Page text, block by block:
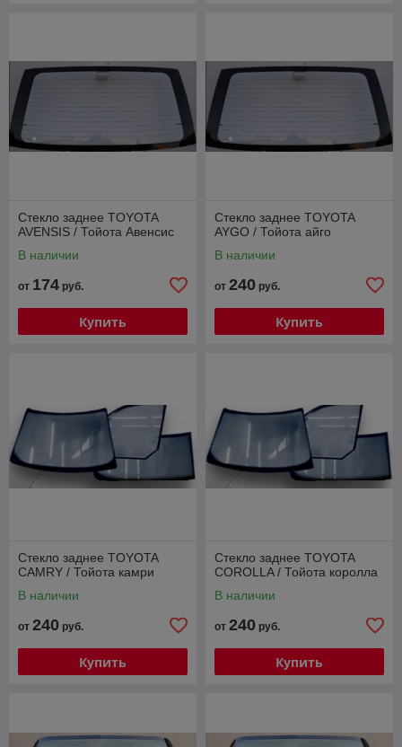
Стекло заднее TOYOTA
AVENSIS / Тойота Авенсис
В наличии
от 174 руб.
Купить
Стекло заднее TOYOTA
AYGO / Тойота айго
В наличии
от 240 руб.
Купить
Стекло заднее TOYOTA
CAMRY / Тойота камри
В наличии
от 240 руб.
Купить
Стекло заднее TOYOTA
COROLLA / Тойота королла
В наличии
от 240 руб.
Купить